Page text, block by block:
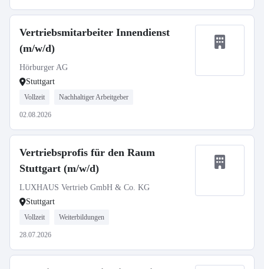
Vertriebsmitarbeiter Innendienst
(m/w/d)
Hörburger AG
Stuttgart
Vollzeit Nachhaltiger Arbeitgeber
02.08.2026
Vertriebsprofis für den Raum
Stuttgart (m/w/d)
LUXHAUS Vertrieb GmbH & Co. KG
Stuttgart
Vollzeit Weiterbildungen
28.07.2026